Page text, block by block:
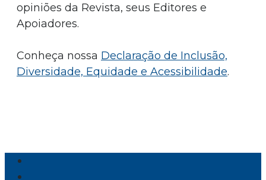
opiniões da Revista, seus Editores e
Apoiadores.
Conheça nossa Declaração de Inclusão,
Diversidade, Equidade e Acessibilidade.